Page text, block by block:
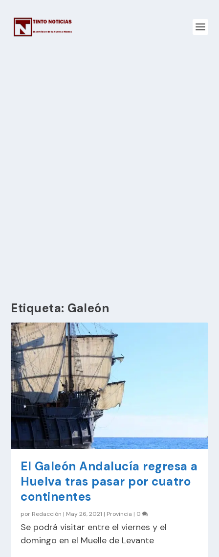
Etiqueta: Galeón
El Galeón Andalucía regresa a
Huelva tras pasar por cuatro
continentes
por Redacción | May 26, 2021 | Provincia | 0
Se podrá visitar entre el viernes y el
domingo en el Muelle de Levante